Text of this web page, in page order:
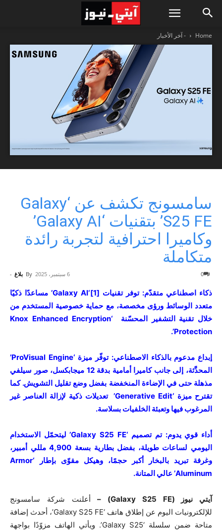
Home - آخر الأخبار
سامسونج تكشف عن ‘Galaxy
S25 FE’ بتقنيات ‘Galaxy AI’
وكاميرا احترافية لتجربة رائدة
متكاملة
By بلاغ - 6 سبتمبر، 2025 0
ذكاء اصطناعي متقدّم: توفر تقنيات [1]
‘Galaxy AI’ مساعدًا ذكيًا
متعدد الوسائط ورؤى مخصصة، مع حماية خصوصية المستخدم من
خلال تقنية التشفير المحسّنة ‘Knox Enhanced Encryption
Protection’.
إبداع مدعوم بالذكاء الاصطناعي: توفّر ميزة ‘ProVisual Engine’
المحدَّثة، إلى جانب كاميرا أمامية بدقة 12 ميجابكسل، صور سيلفي
مذهلة حتى في الإضاءة المنخفضة بفضل وضع تقليل التشويش. كما
تقترح ميزة ‘Generative Edit’ تعديلات ذكية لإزالة العناصر غير
المرغوب فيها وتعبئة الخلفيات بسلاسة.
أداء قوي يدوم: تم تصميم ‘Galaxy S25 FE’ ليتحمّل الاستخدام
اليومي لساعات طويلة، بفضل بطارية بسعة 4,900 مللي أمبير،
وغرفة تبريد بالبخار أكبر حجمًا، وهيكل مقوّى بإطار ‘Armor
Aluminum’ عالي المتانة.
آيتي نيوز (Galaxy S25 FE) –
أعلنت شركة سامسونج
للإلكترونيات اليوم عن إطلاق هاتف ‘Galaxy S25 FE’، أحدث إضافة
متاحة ضمن سلسلة ‘Galaxy S25’. ويأتي الهاتف مزوّدًا بواجهة